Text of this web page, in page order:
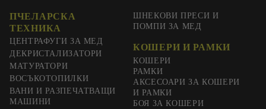
ПЧЕЛАРСКА
ТЕХНИКА
ЦЕНТРАФУГИ ЗА МЕД
ДЕКРИСТАЛИЗАТОРИ
МАТУРАТОРИ
ВОСЪКОТОПИЛКИ
ВАНИ И РАЗПЕЧАТВАЩИ
МАШИНИ
ШНЕКОВИ ПРЕСИ И
ПОМПИ ЗА МЕД
КОШЕРИ И РАМКИ
КОШЕРИ
РАМКИ
АКСЕСОАРИ ЗА КОШЕРИ
И РАМКИ
БОЯ ЗА КОШЕРИ